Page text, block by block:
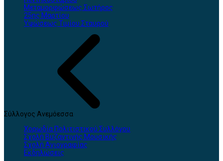
Μεταμορφώσεως Σωτήρος
25ης Μαρτίου
Υψώσεως Τιμίου Σταυρού
Σύλλογος Ανεμόεσσα
Χορωδία Πολιτιστικού Συλλόγου
Σχολή Βυζαντινής Μουσικής
Σχολή Αγιογραφίας
Εκδηλώσεις